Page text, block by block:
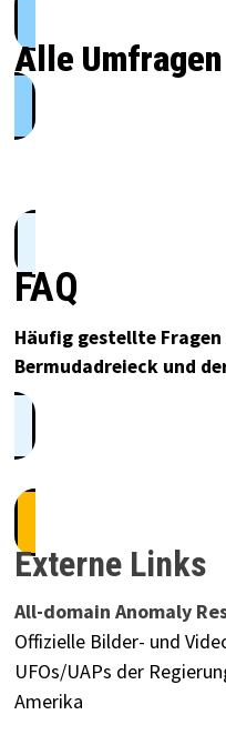
Alle Umfragen
FAQ
Häufig gestellte Fragen
Bermudadreieck und
Externe Links
All-domain Anomaly
Offizielle Bilder- und
UFOs/UAPs der
Amerika